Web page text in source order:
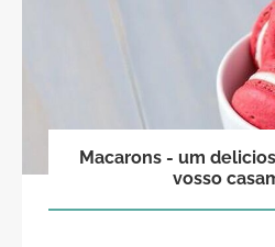
Macarons - um
vosso